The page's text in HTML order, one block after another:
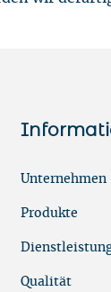
Unternehmen
Produkte
Qualität